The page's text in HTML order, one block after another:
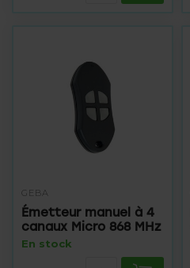
GEBA
Émetteur manuel à 4
canaux Micro 868 MHz
En stock